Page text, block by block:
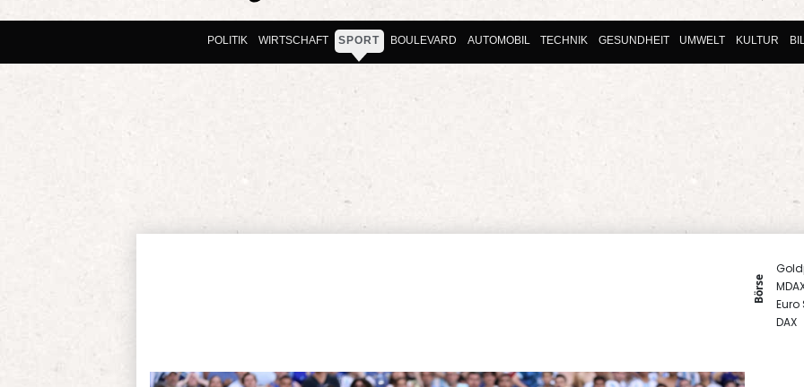
POLITIK WIRTSCHAFT SPORT BOULEVARD AUTOMOBIL TECHNIK GESUNDHEIT UMWELT KULTUR
Börse
Euro
DAX